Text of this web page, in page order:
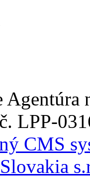
Agentúra
LPP-
CMS